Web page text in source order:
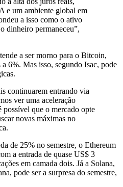
e um ambiente global em
a isso como o ativo
dinheiro permaneceu”,
a ser morno para o Bitcoin,
6%. Mas isso, segundo Isac, pode
continuarem entrando via
ver uma aceleração
possível que o mercado opte
novas máximas no
de 25% no semestre, o Ethereum
a entrada de quase US$ 3
em camada dois. Já a Solana,
pode ser a surpresa do semestre,